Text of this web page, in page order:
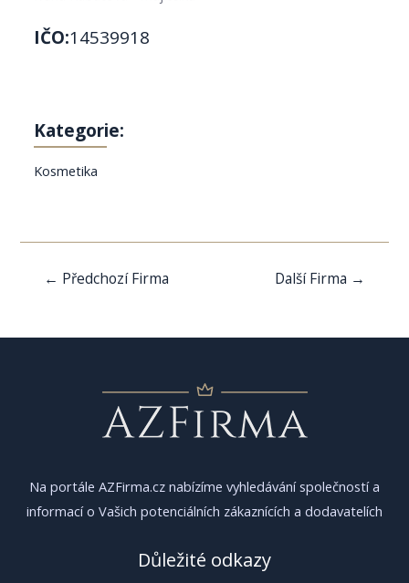
IČO:14539918
Kategorie:
Kosmetika
Navigace
← Předchozí Firma Další Firma →
Na portále AZFirma.cz nabízíme vyhledávání společností a
informací o Vašich potenciálních zákaznících a dodavatelích
Důležité odkazy